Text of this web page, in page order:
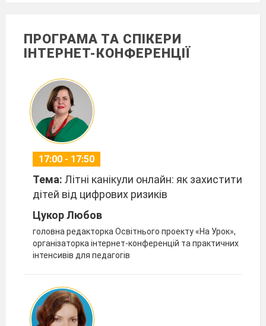
ПРОГРАМА ТА СПІКЕРИ
ІНТЕРНЕТ-КОНФЕРЕНЦІЇ
17:00 - 17:50
Тема: Літні канікули онлайн: як захистити
дітей від цифрових ризиків
Цукор Любов
головна редакторка Освітнього проекту «На Урок»,
організаторка інтернет-конференцій та практичних
інтенсивів для педагогів